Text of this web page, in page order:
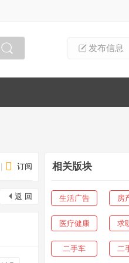
发布信息
订阅
返 回
相关版块
生活广告 房
医疗健康 求
二手车 二